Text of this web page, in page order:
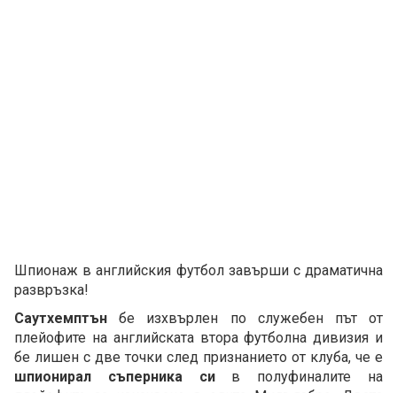
Шпионаж в английския футбол завърши с драматична
развръзка!
Саутхемптън бе изхвърлен по служебен път от
плейофите на английската втора футболна дивизия и
бе лишен с две точки след признанието от клуба, че е
шпионирал съперника сив полуфиналите на